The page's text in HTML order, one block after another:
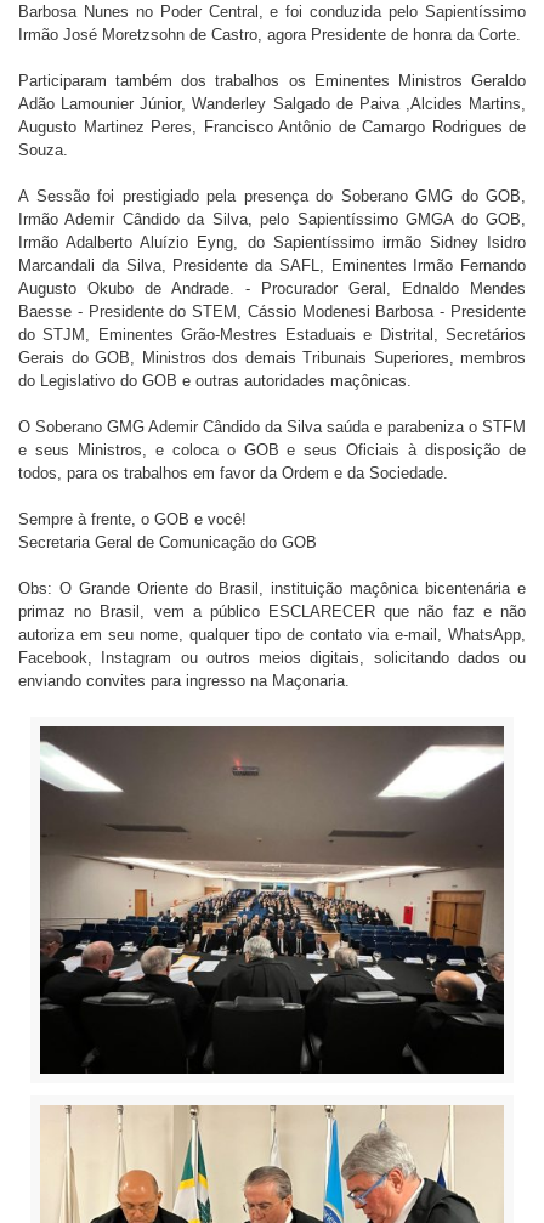
Barbosa Nunes no Poder Central, e foi conduzida pelo Sapientíssimo
Irmão José Moretzsohn de Castro, agora Presidente de honra da Corte.
Participaram também dos trabalhos os Eminentes Ministros Geraldo
Adão Lamounier Júnior, Wanderley Salgado de Paiva ,Alcides Martins,
Augusto Martinez Peres, Francisco Antônio de Camargo Rodrigues de
Souza.
A Sessão foi prestigiado pela presença do Soberano GMG do GOB,
Irmão Ademir Cândido da Silva, pelo Sapientíssimo GMGA do GOB,
Irmão Adalberto Aluízio Eyng, do Sapientíssimo irmão Sidney Isidro
Marcandali da Silva, Presidente da SAFL, Eminentes Irmão Fernando
Augusto Okubo de Andrade. - Procurador Geral, Ednaldo Mendes
Baesse - Presidente do STEM, Cássio Modenesi Barbosa - Presidente
do STJM, Eminentes Grão-Mestres Estaduais e Distrital, Secretários
Gerais do GOB, Ministros dos demais Tribunais Superiores, membros
do Legislativo do GOB e outras autoridades maçônicas.
O Soberano GMG Ademir Cândido da Silva saúda e parabeniza o STFM
e seus Ministros, e coloca o GOB e seus Oficiais à disposição de
todos, para os trabalhos em favor da Ordem e da Sociedade.
Sempre à frente, o GOB e você!
Secretaria Geral de Comunicação do GOB
Obs: O Grande Oriente do Brasil, instituição maçônica bicentenária e
primaz no Brasil, vem a público ESCLARECER que não faz e não
autoriza em seu nome, qualquer tipo de contato via e-mail, WhatsApp,
Facebook, Instagram ou outros meios digitais, solicitando dados ou
enviando convites para ingresso na Maçonaria.